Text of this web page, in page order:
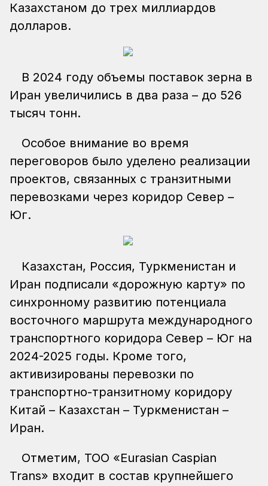
Казахстаном до трех миллиардов
долларов.
В 2024 году объемы поставок зерна в
Иран увеличились в два раза – до 526
тысяч тонн.
Особое внимание во время
переговоров было уделено реализации
проектов, связанных с транзитными
перевозками через коридор Север –
Юг.
Казахстан, Россия, Туркменистан и
Иран подписали «дорожную карту» по
синхронному развитию потенциала
восточного маршрута международного
транспортного коридора Север – Юг на
2024-2025 годы. Кроме того,
активизированы перевозки по
транспортно-транзитному коридору
Китай – Казахстан – Туркменистан –
Иран.
Отметим, ТОО «Eurasian Caspian
Trans» входит в состав крупнейшего